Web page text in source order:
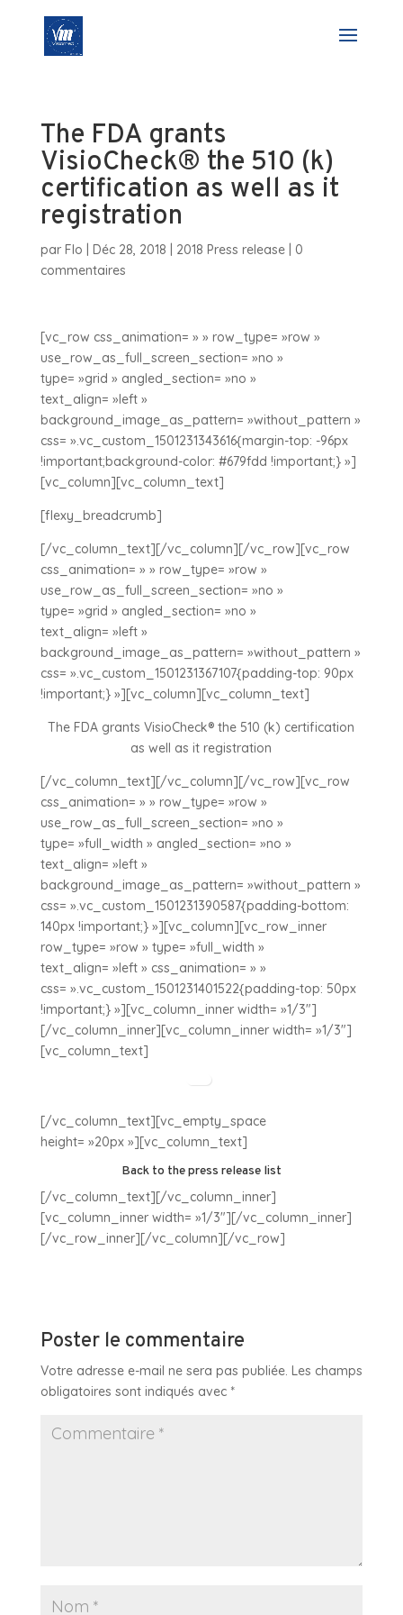
The FDA grants
VisioCheck® the 510 (k)
certification as well as it
registration
par Flo Déc 28, 2018 2018 Press release| 0
commentaires
[vc_row css_animation= » » row_type= »row »
use_row_as_full_screen_section= »no »
type= »grid » angled_section= »no »
text_align= »left »
background_image_as_pattern= »without_pattern »
css= ».vc_custom_1501231343616{margin-top: -96px
!important;background-color: #679fdd !important;} »]
[vc_column][vc_column_text]
[flexy_breadcrumb]
[/vc_column_text][/vc_column][/vc_row][vc_row
css_animation= » » row_type= »row »
use_row_as_full_screen_section= »no »
type= »grid » angled_section= »no »
text_align= »left »
background_image_as_pattern= »without_pattern »
css= ».vc_custom_1501231367107{padding-top: 90px
!important;} »][vc_column][vc_column_text]
The FDA grants VisioCheck® the 510 (k) certification
as well as it registration
[/vc_column_text][/vc_column][/vc_row][vc_row
css_animation= » » row_type= »row »
use_row_as_full_screen_section= »no »
type= »full_width » angled_section= »no »
text_align= »left »
background_image_as_pattern= »without_pattern »
css= ».vc_custom_1501231390587{padding-bottom:
140px !important;} »][vc_column][vc_row_inner
row_type= »row » type= »full_width »
text_align= »left » css_animation= » »
css= ».vc_custom_1501231401522{padding-top: 50px
!important;} »][vc_column_inner width= »1/3″]
[/vc_column_inner][vc_column_inner width= »1/3″]
[vc_column_text]
[/vc_column_text][vc_empty_space
height= »20px »][vc_column_text]
Back to the press release list
[/vc_column_text][/vc_column_inner]
[vc_column_inner width= »1/3″][/vc_column_inner]
[/vc_row_inner][/vc_column][/vc_row]
Poster le commentaire
Votre adresse e-mail ne sera pas publiée. Les champs
obligatoires sont indiqués avec *